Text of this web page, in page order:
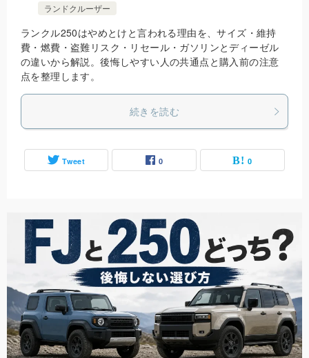
ランドクルーザー
ランクル250はやめとけと言われる理由を、サイズ・維持
費・燃費・盗難リスク・リセール・ガソリンとディーゼル
の違いから解説。後悔しやすい人の共通点と購入前の注意
点を整理します。
続きを読む
Tweet 0 0